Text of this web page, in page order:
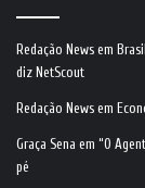
Redação News em
diz NetScout
Redação News em
Graça Sena em “O
pé